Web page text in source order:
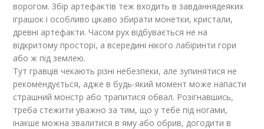
ворогом. Збір артефактів теж входить в завданнядеяких
іграшок і особливо цікаво збирати монетки, кристали,
древні артефакти. Часом рух відбувається не на
відкритому просторі, а всередині нікого лабіринти гори
або ж під землею.
Тут гравців чекають різні небезпеки, але зупинятися не
рекомендується, адже в будь-який момент може напасти
страшний монстр або трапитися обвал. Розігнавшись,
треба стежити уважно за тим, що у тебе під ногами,
інакше можна звалитися в яму або обрив, догодити в